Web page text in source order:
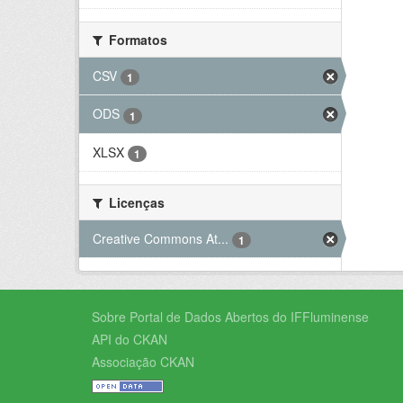
Formatos
CSV
1
ODS 1
XLSX 1
Licenças
Creative Commons At...
1
Sobre Portal de Dados Abertos do IFFluminense
API do CKAN
Associação CKAN